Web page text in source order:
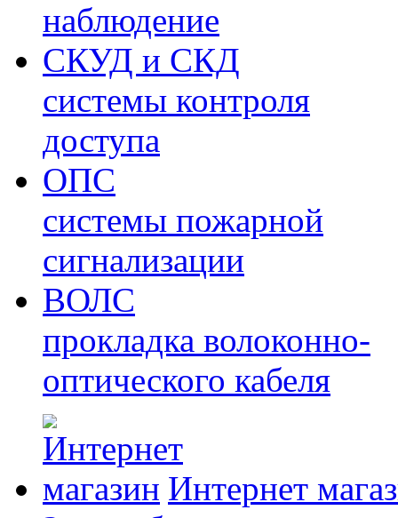
наблюдение
СКУД и СКД
системы контроля
доступа
ОПС
системы пожарной
сигнализации
ВОЛС
прокладка волоконно-
оптического кабеля
Интернет